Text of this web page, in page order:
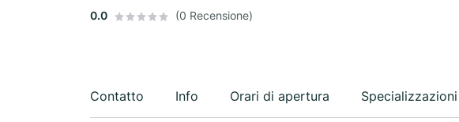
0.0
(0 Recensione)
Contatto Info Orari di apertura Specializzazioni